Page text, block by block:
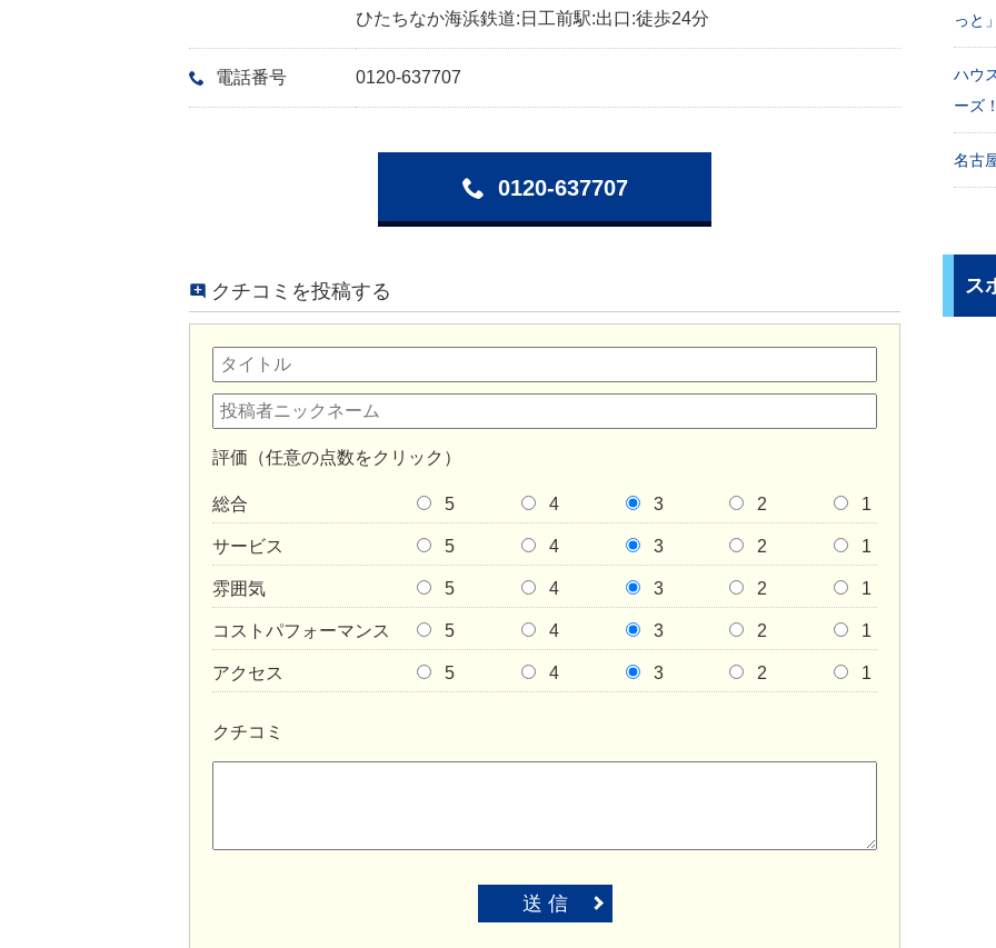
ひたちなか海浜鉄道:日工前駅:出口:徒歩24分
電話番号 0120-637707
0120-637707
クチコミを投稿する
評価（任意の点数をクリック）
総合 5 4 3 2 1
サービス 5 4 3 2 1
雰囲気 5 4 3 2 1
コストパフォーマンス 5 4 3 2 1
アクセス 5 4 3 2 1
クチコミ
送 信
っと」
ハウ
ーズ！
名古
ス